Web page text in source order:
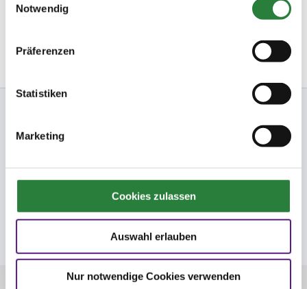
Notwendig
Präferenzen
Statistiken
Marketing
Cookies zulassen
Auswahl erlauben
Nur notwendige Cookies verwenden
© Deutsche Reiterliche Vereinigung e.V. -